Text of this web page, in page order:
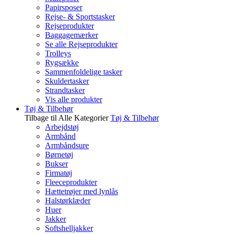
Papirsposer
Rejse- & Sportstasker
Rejseprodukter
Baggagemærker
Se alle Rejseprodukter
Trolleys
Rygsække
Sammenfoldelige tasker
Skuldertasker
Strandtasker
Vis alle produkter
Tøj & Tilbehør
Tilbage til Alle Kategorier Tøj & Tilbehør
Arbejdstøj
Armbånd
Armbåndsure
Børnetøj
Bukser
Firmatøj
Fleeceprodukter
Hættetrøjer med lynlås
Halstørklæder
Huer
Jakker
Softshelljakker